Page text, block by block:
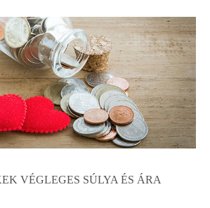
VÉGLEGES SÚLYA ÉS ÁRA